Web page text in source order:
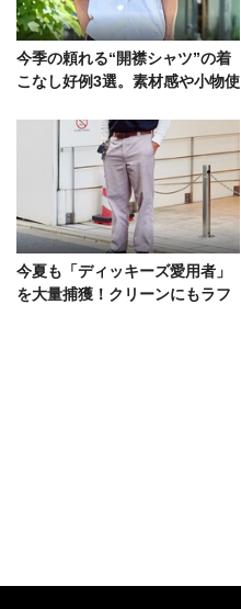
今季の頼れる“開襟シャツ”の着
こなし好例3選。素材感や小物使
今夏も「ディッキーズ愛用者」
を大量捕獲！クリーンにもラフ